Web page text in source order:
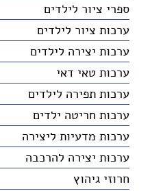
ספרי ציור לילדים
ערכות ציור לילדים
ערכות יצירה לילדים
ערכות טאי דאי
ערכות תפירה לילדים
ערכות חריטה ילדים
ערכות מדעיות ליצירה
ערכות יצירה להרכבה
חרוזי גיהוץ